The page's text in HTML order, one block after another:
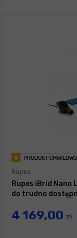
Rupes
Rupes iBrid Nano
do trudno
4 169,00 zł